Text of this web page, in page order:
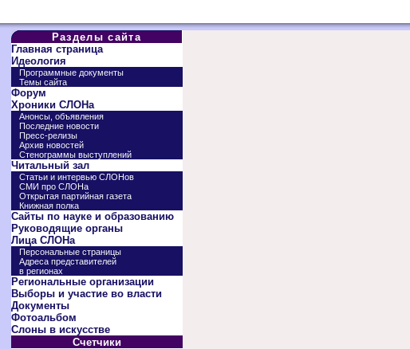
Разделы сайта
Главная страница
Идеология
Программные документы
Темы сайта
Форум
Хроники СЛОНа
Анонсы, объявления
Последние новости
Пресс-релизы
Архив новостей
Стенограммы выступлений
Читальный зал
Статьи и интервью СЛОНов
СМИ про СЛОНа
Открытая партийная газета
Книжная полка
Сайты по науке и образованию
Руководящие органы
Лица СЛОНа
Персональные страницы
Адреса представителей
в регионах
Региональные организации
Выборы и участие во власти
Документы
Фотоальбом
Слоны в искусстве
Счетчики